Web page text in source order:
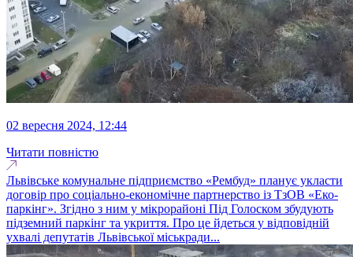
02 вересня 2024, 12:44
Читати повністю
Львівське комунальне підприємство «Рембуд» планує укласти
договір про соціально-економічне партнерство із ТзОВ «Еко-
паркінг». Згідно з ним у мікрорайоні Під Голоском збудують
підземний паркінг та укриття. Про це йдеться у відповідній
ухвалі депутатів Львівської міськради...